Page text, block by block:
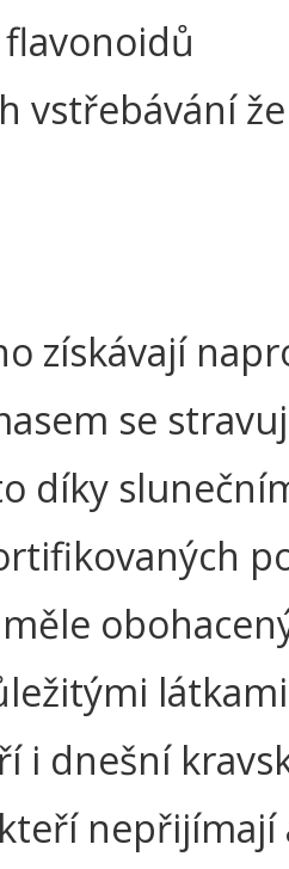
vstřebávání
získávají
se
díky
i dnešní
nepřijímají